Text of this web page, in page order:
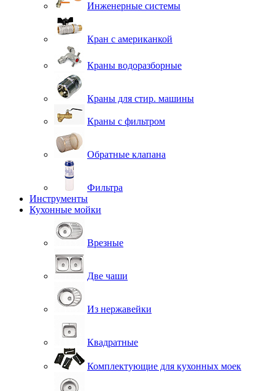
Инженерные системы
Кран с американкой
Краны водоразборные
Краны для стир. машины
Краны с фильтром
Обратные клапана
Фильтра
Инструменты
Кухонные мойки
Врезные
Две чаши
Из нержавейки
Квадратные
Комплектующие для кухонных моек